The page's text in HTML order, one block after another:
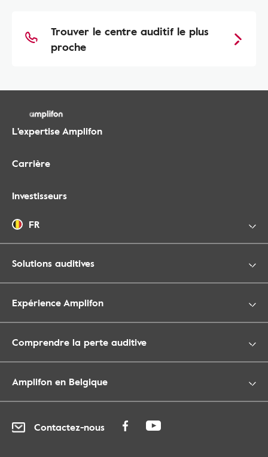
Trouver le centre auditif le plus
proche
L'expertise Amplifon
Carrière
Investisseurs
FR
Solutions auditives
Expérience Amplifon
Comprendre la perte auditive
Amplifon en Belgique
Contactez-nous